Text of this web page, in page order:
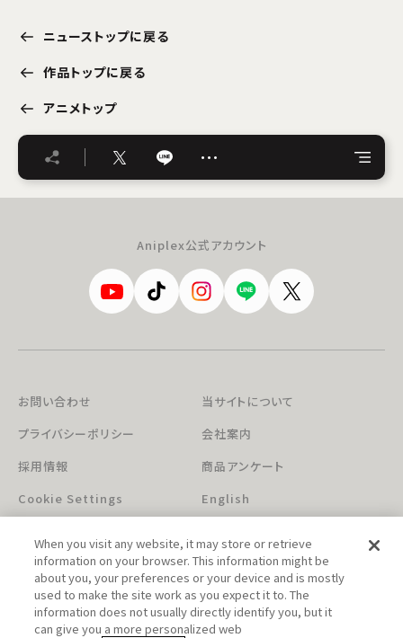
ニューストップに戻る
作品トップに戻る
アニメトップ
…
Aniplex公式アカウント
お問い合わせ
当サイトについて
プライバシーポリシー
会社案内
採用情報
商品アンケート
Cookie Settings
English
When you visit any website, it may store or retrieve
information on your browser. This information might be
about you, your preferences or your device and is mostly
used to make the site work as you expect it to. The
information does not usually directly identify you, but it
can give you a more personalized web